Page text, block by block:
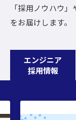
「採用ノウハウ
をお届けします。
エンジニア
採用情報